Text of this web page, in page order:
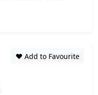
❤️ Add to Favourite